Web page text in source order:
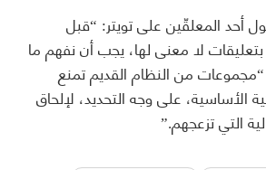
أحد المعلقّين على تويتر: “قبل
بتعليقات لا معنى لها، يجب أن نفهم ما
من النظام القديم تمنع
الأساسية، على وجه التحديد، لإلحاق
التي تزعجهم.”